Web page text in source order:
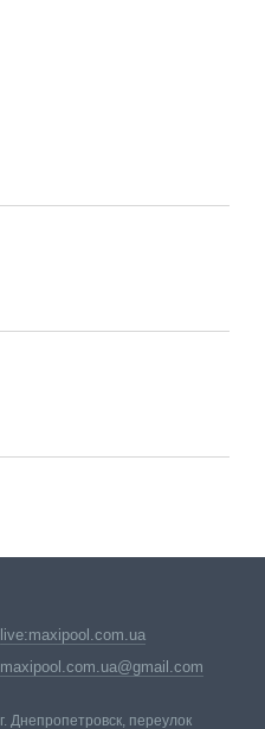
live:maxipool.com.ua
maxipool.com.ua@gmail.com
г. Днепропетровск, переулок